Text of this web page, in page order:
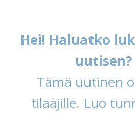
Hei! Haluatko
uutisen?
Tämä uutinen
tilaajille. Luo